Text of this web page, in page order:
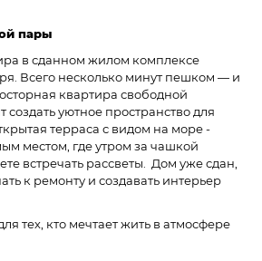
пары
в сданном жилом комплексе
Всего несколько минут пешком — и
квартира свободной
уютное пространство для
терраса с видом на море -
местом, где утром за чашкой
встречать рассветы. Дом уже сдан,
к ремонту и создавать интерьер
тех, кто мечтает жить в атмосфере